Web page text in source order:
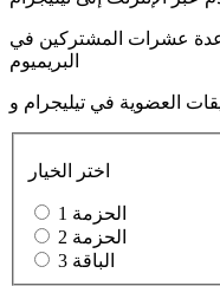
عشرات المشتركين في
البريميوم
اختر الخيار
الحزمة 1
الحزمة 2
الباقة 3